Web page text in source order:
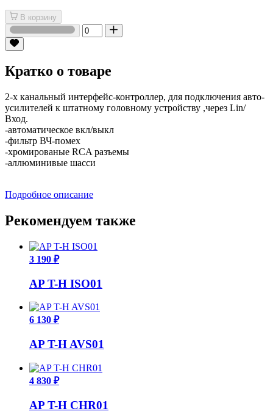
В корзину
Кратко о товаре
2-х канальный интерфейс-контроллер, для подключения авто-
усилителей к штатному головному устройству ,через Lin/
Вход.
-автоматическое вкл/выкл
-фильтр ВЧ-помех
-хромированые RCA разъемы
-аллюминивые шасси
Подробное описание
Рекомендуем также
3 190 ₽
AP T-H ISO01
6 130 ₽
AP T-H AVS01
4 830 ₽
AP T-H CHR01